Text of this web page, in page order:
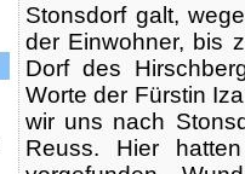
Stonsdorf galt,
der Einwohner, bis
Dorf des
Worte der Fürstin
wir uns nach
Reuss. Hier